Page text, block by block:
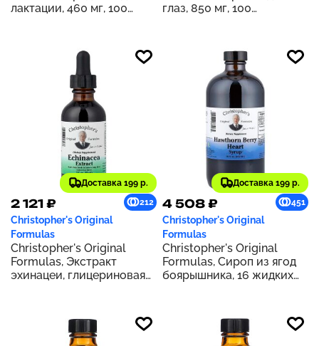
лактации, 460 мг, 100
глаз, 850 мг, 100
Доставка 199 р.
2 121 ₽ 212
Christopher's Original
Formulas
Christopher's Original
Formulas, Экстракт
эхинацеи, глицериновая
Доставка 199 р.
4 508 ₽ 451
Christopher's Original
Formulas
Christopher's Original
Formulas, Сироп из ягод
боярышника, 16 жидких